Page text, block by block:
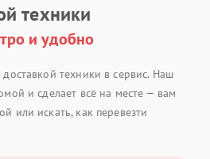
техники
и удобно
техники в сервис. Наш
и сделает всё на месте — вам
или искать, как перевезти